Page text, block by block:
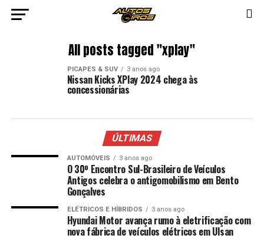
All posts tagged "xplay"
PICAPES & SUV 3 anos ago
Nissan Kicks XPlay 2024 chega às
concessionárias
ÚLTIMAS
AUTOMÓVEIS 3 anos ago
O 30º Encontro Sul-Brasileiro de Veículos
Antigos celebra o antigomobilismo em Bento
Gonçalves
ELÉTRICOS E HÍBRIDOS 3 anos ago
Hyundai Motor avança rumo à eletrificação com
nova fábrica de veículos elétricos em Ulsan